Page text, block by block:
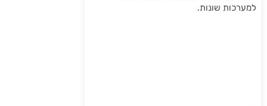
למערכות שונות.